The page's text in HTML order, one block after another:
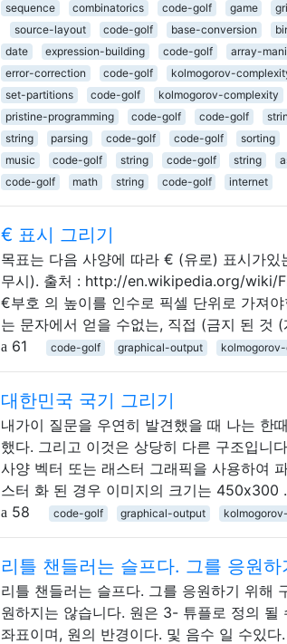
sequence
combinatorics code-golf game
source-layout
code-golf base-conversion
date
expression-building code-golf array-
error-correction
code-golf kolmogorov-
set-partitions
code-golf kolmogorov-complexity
pristine-programming
code-golf code-golf
string
parsing code-golf code-golf sorting
music
code-golf string code-golf string
code-golf
math string code-golf internet
€ 표시 그리기
목표는 다음 사양에 따라 € (유로) 표시가
무시). 출처 : http://en.wikipedia.org/wiki/
€부호 의 높이를 인수로 픽셀 단위로 가져
는 문자에서 얻을 수없는, 직접 (금지 된 것
61
code-golf graphical-output
대한민국 국기 그리기
내가이 질문을 우연히 발견했을 때 나는 한
했다. 그리고 이것은 상당히 다른 구조입니
사양 벡터 또는 래스터 그래픽을 사용하여
스터 화 된 경우 이미지의 크기는 450x300
58
code-golf graphical-output
리틀 챈들러는 슬프다. 그를 응원
리틀 챈들러는 슬프다. 그를 응원하기 위해
원하지는 않습니다. 원은 3- 튜플로 정의
좌표이며, 원의 반경이다. 및 음수 일 수있